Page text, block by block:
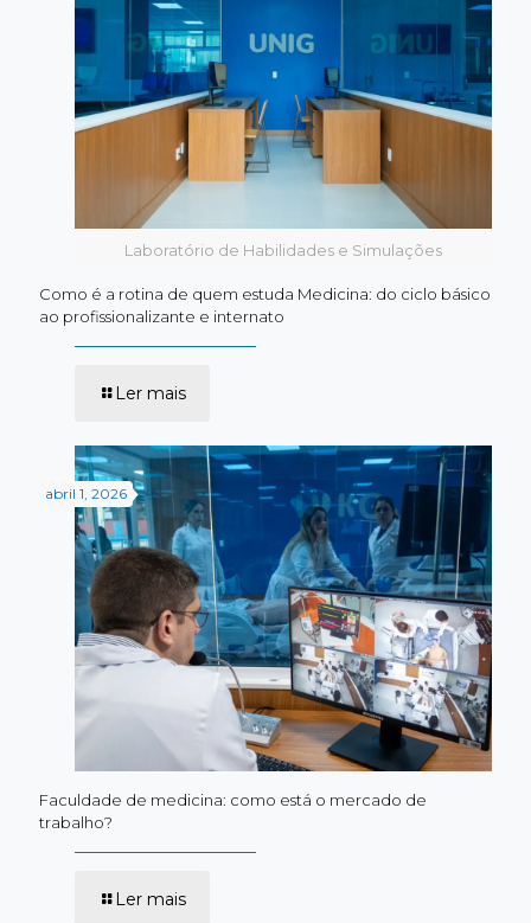
a
estrutura
da
Odontologia
da
UNIG
Laboratório de Habilidades e Simulações
Como é a rotina de quem estuda Medicina: do ciclo básico
ao profissionalizante e internato
Ler mais-
a
rotina
de
quem
estuda
Medicina:
do
ciclo
básico
ao
profissionalizante
e
internato
abril 1, 2026
Faculdade de medicina: como está o mercado de
trabalho?
Ler mais-